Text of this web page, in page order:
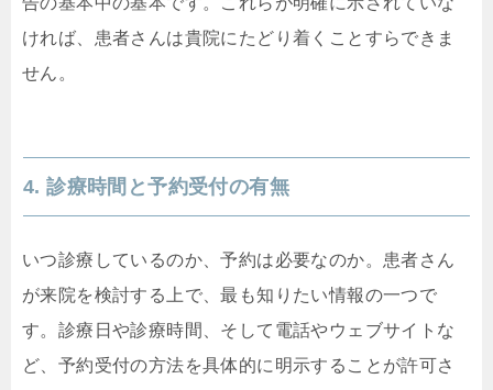
ければ、患者さんは貴院にたどり着くことすらできま
せん。
4. 診療時間と予約受付の有無
いつ診療しているのか、予約は必要なのか。患者さん
が来院を検討する上で、最も知りたい情報の一つで
す。診療日や診療時間、そして電話やウェブサイトな
ど、予約受付の方法を具体的に明示することが許可さ